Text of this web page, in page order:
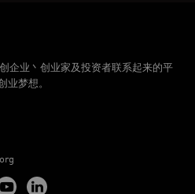
企业丶创业家及投资者联系起来的平
梦想。